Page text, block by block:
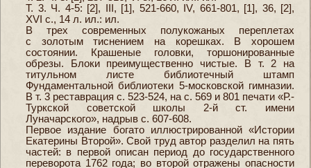
Т. 3. Ч. 4-5: [2], III, [1], 521-660, IV, 661-801, [1], 36, [2],
XVI с., 14 л. ил.: ил.
В трех современных полукожаных переплетах
с золотым тиснением на корешках. В хорошем
состоянии. Крашеные головки, торшонированные
обрезы. Блоки преимущественно чистые. В т. 2 на
титульном листе библиотечный штамп
Фундаментальной библиотеки 5-московской гимназии.
В т. 3 реставрация с. 523-524, на с. 569 и 801 печати «Р.-
Туркской советской школы 2-й ст. имени
Луначарского», надрыв с. 607-608.
Первое издание богато иллюстрированной «Истории
Екатерины Второй». Свой труд автор разделил на пять
частей: в первой описан период до государственного
переворота 1762 года; во второй отражены опасности